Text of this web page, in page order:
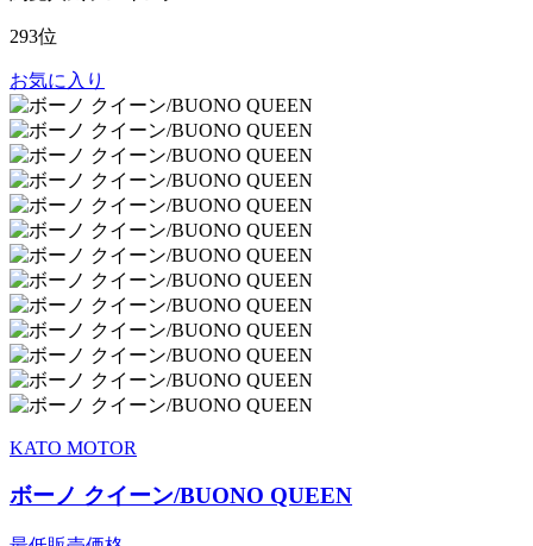
293位
お気に入り
KATO MOTOR
ボーノ クイーン/BUONO QUEEN